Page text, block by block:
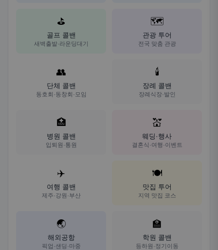
⛳
골프 콜밴
새벽출발·라운딩대기
🗺️
관광 투어
전국 맞춤 관광
👥
단체 콜밴
동호회·동창회·모임
🕯️
장례 콜밴
장례식장·발인
🏥
병원 콜밴
입퇴원·통원
💒
웨딩·행사
결혼식·여행·이벤트
✈️
여행 콜밴
제주·강원·부산
🍽️
맛집 투어
지역 맛집 코스
🌏
해외공항
픽업·샌딩·마중
🏫
학원 콜밴
등하원·정기이동